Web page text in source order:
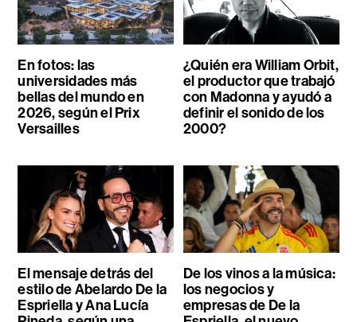
En fotos: las
universidades más
bellas del mundo en
2026, según el Prix
Versailles
¿Quién era William Orbit,
el productor que trabajó
con Madonna y ayudó a
definir el sonido de los
2000?
El mensaje detrás del
estilo de Abelardo De la
Espriella y Ana Lucía
De los vinos a la música:
los negocios y
empresas de De la